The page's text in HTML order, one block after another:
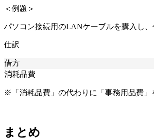
＜例題＞
パソコン接続用のLANケーブルを購入し、
仕訳
借方
消耗品費
※「消耗品費」の代わりに「事務用品費」
まとめ